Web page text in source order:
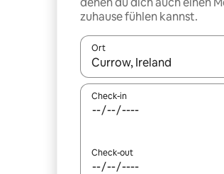
zuhause fühlen kannst.
Ort
Wenn Ergebnisse verfügbar
Check-in
Check-out